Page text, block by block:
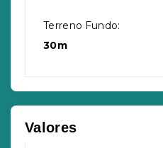
Terreno Fundo:
30m
Valores